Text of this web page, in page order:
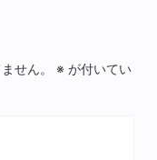
せん。 ※ が付いてい